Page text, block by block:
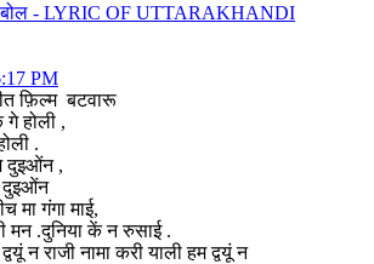
बोल - LYRIC OF UTTARAKHANDI
PM
फ़िल्म बटवारू
होली ,
.
दुइओंन ,
दुइओंन
मा गंगा माई,
मन .दुनिया कें न रुसाई .
न राजी नामा करी याली हम द्वयूं न